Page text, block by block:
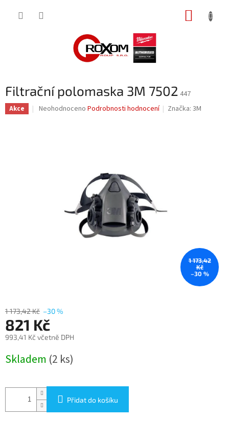
Filtrační polomaska 3M 7502 447
Akce
Průměrné
Neohodnoceno Podrobnosti hodnocení Značka:3M
1 173,42
Kč
–30 %
1 173,42 Kč –30 %
821 Kč
993,41 Kč včetně DPH
cena:
Skladem (2 ks)
Přidat do košíku